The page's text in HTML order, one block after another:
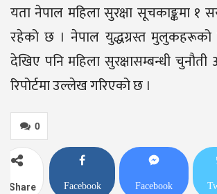
यता नेपाल महिला सुरक्षा सूचकाङ्कमा १
रहेको छ । नेपाल युद्धग्रस्त मुलुकहरूको
देखिए पनि महिला सुरक्षासम्बन्धी
रिपोर्टमा उल्लेख गरिएको छ ।
0
Share Facebook Facebook